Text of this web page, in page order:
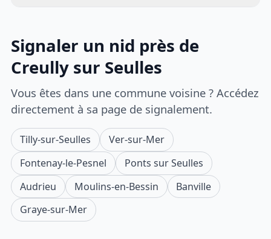
Signaler un nid près de
Creully sur Seulles
Vous êtes dans une commune voisine ? Accédez
directement à sa page de signalement.
Tilly-sur-Seulles
Ver-sur-Mer
Fontenay-le-Pesnel
Ponts sur Seulles
Audrieu
Moulins-en-Bessin
Banville
Graye-sur-Mer